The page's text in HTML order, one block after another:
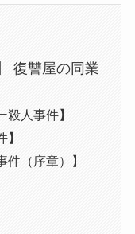
復讐屋の同業
殺人事件】
件（序章）】